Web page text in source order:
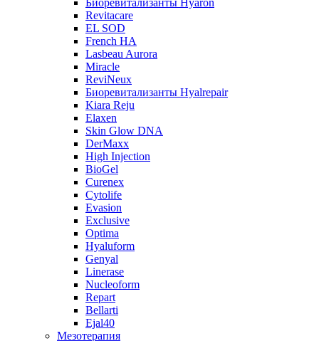
Биоревитализанты Hyaron
Revitacare
EL SOD
French HA
Lasbeau Aurora
Miracle
ReviNeux
Биоревитализанты Hyalrepair
Kiara Reju
Elaxen
Skin Glow DNA
DerMaxx
High Injection
BioGel
Curenex
Cytolife
Evasion
Exclusive
Optima
Hyaluform
Genyal
Linerase
Nucleoform
Repart
Bellarti
Ejal40
Мезотерапия